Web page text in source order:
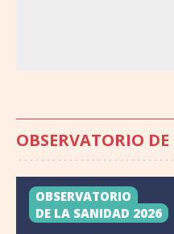
OBSERVATORIO
OBSERVATORIO
DE LA SANIDAD 2026